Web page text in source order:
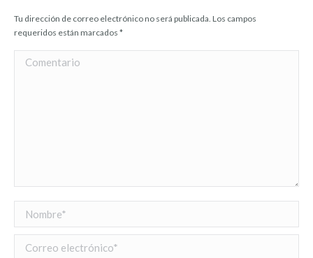
Tu dirección de correo electrónico no será publicada. Los campos
requeridos están marcados *
Comentario
Nombre *
Correo electrónico *